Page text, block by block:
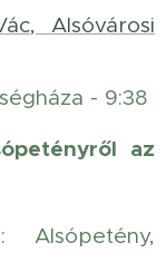
Alsóvárosi
- 9:38
az
Alsópetény,